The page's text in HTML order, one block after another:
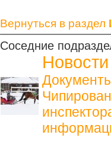
Вернуться в раздел
Соседние
Новости